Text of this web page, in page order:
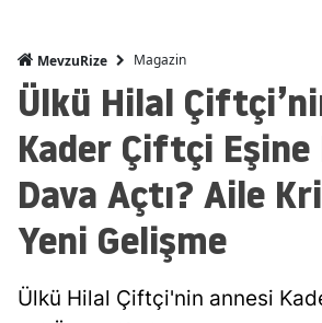
MevzuRize Magazin
Ülkü Hilal
Kader Çiftçi Eşine
Dava Açtı? Aile
Yeni Gelişme
Ülkü Hilal Çiftçi'nin annesi